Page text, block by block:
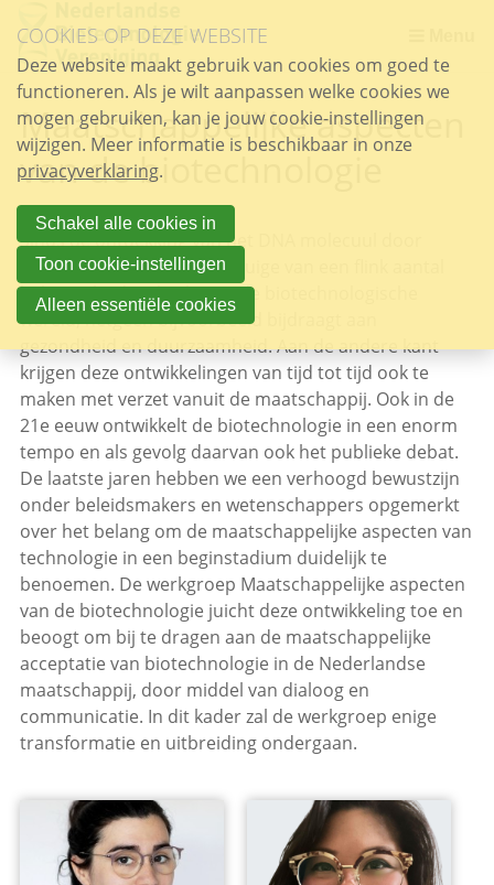
links
over
Spring
naar
de
inhoud
naar
het
menu
Maatschappelijke aspecten
van de biotechnologie
Sinds de ontdekking van het DNA molecuul door
Watson en Crick zijn we getuige van een flink aantal
belangrijke doorbraken in de biotechnologische
wereld, hetgeen bijvoorbeeld bijdraagt aan
gezondheid en duurzaamheid. Aan de andere kant
krijgen deze ontwikkelingen van tijd tot tijd ook te
maken met verzet vanuit de maatschappij. Ook in de
21e eeuw ontwikkelt de biotechnologie in een enorm
tempo en als gevolg daarvan ook het publieke debat.
De laatste jaren hebben we een verhoogd bewustzijn
onder beleidsmakers en wetenschappers opgemerkt
over het belang om de maatschappelijke aspecten van
technologie in een beginstadium duidelijk te
benoemen. De werkgroep Maatschappelijke aspecten
van de biotechnologie juicht deze ontwikkeling toe en
beoogt om bij te dragen aan de maatschappelijke
acceptatie van biotechnologie in de Nederlandse
maatschappij, door middel van dialoog en
communicatie. In dit kader zal de werkgroep enige
transformatie en uitbreiding ondergaan.
COOKIES OP DEZE WEBSITE
Deze website maakt gebruik van cookies om goed te
functioneren. Als je wilt aanpassen welke cookies we
mogen gebruiken, kan je jouw cookie-instellingen
wijzigen. Meer informatie is beschikbaar in onze
privacyverklaring.
Schakel alle cookies in
Toon cookie-instellingen
Alleen essentiële cookies